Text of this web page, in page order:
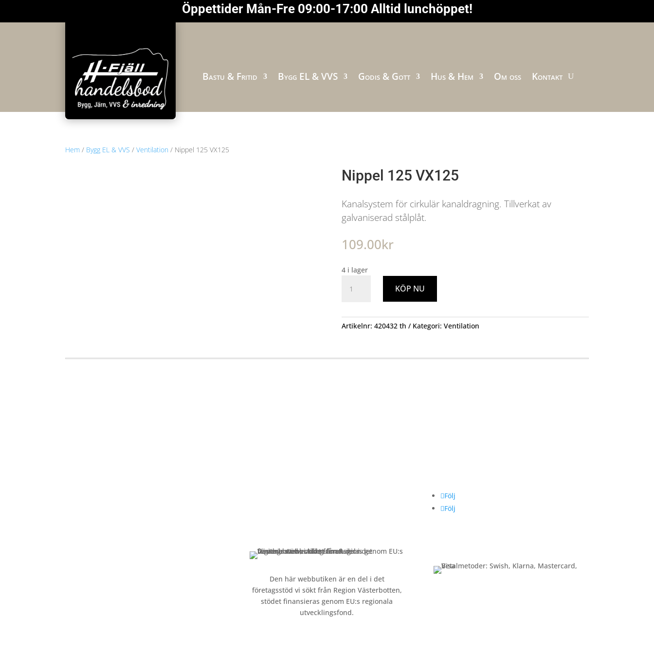
Öppettider Mån-Fre 09:00-17:00 Alltid lunchöppet!
Bastu & Fritid Bygg EL & VVS Godis & Gott Hus & Hem Om oss Kontakt
Hem / Bygg EL & VVS /Ventilation / Nippel 125 VX125
Nippel 125 VX125
Kanalsystem för cirkulär kanaldragning. Tillverkat av
galvaniserad stålplåt.
109.00kr
4 i lager
125
KÖP NU
Artikelnr: 420432 th Kategori: Ventilation
Den här webbutiken är en del i det
företagsstöd vi sökt från Region Västerbotten,
stödet finansieras genom EU:s regionala
utvecklingsfond.
Följ
Följ